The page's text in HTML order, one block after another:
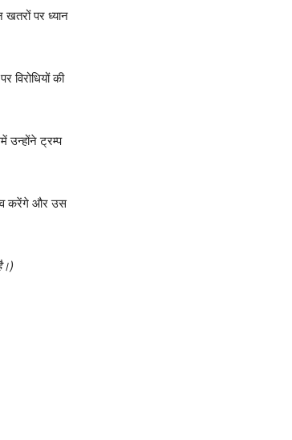
खतरों पर ध्यान
विरोधियों की
उन्होंने ट्रम्प
करेंगे और उस